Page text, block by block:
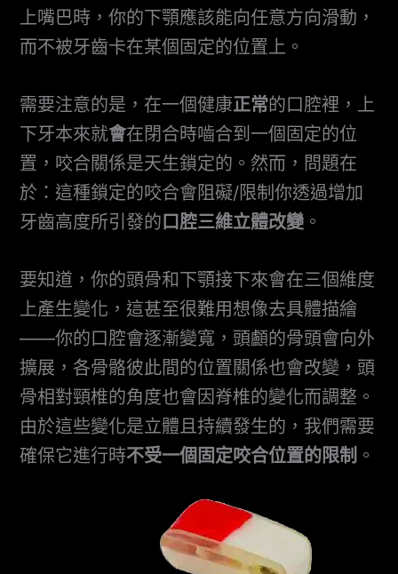
上嘴巴時，你的下顎應該能向任意方向滑動，
而不被牙齒卡在某個固定的位置上。
需要注意的是，在一個健康正常的口腔裡，上
下牙本來就會在閉合時嚙合到一個固定的位
置，咬合關係是天生鎖定的。然而，問題在
於：這種鎖定的咬合會阻礙/限制你透過增加
牙齒高度所引發的 口腔三維立體改變 。
要知道，你的頭骨和下顎接下來會在三個維度
上產生變化，這甚至很難用想像去具體描繪
——你的口腔會逐漸變寬，頭顱的骨頭會向外
擴展，各骨骼彼此間的位置關係也會改變，頭
骨相對頸椎的角度也會因脊椎的變化而調整。
由於這些變化是立體且持續發生的，我們需要
確保它進行時不受一個固定咬合位置的限制 。